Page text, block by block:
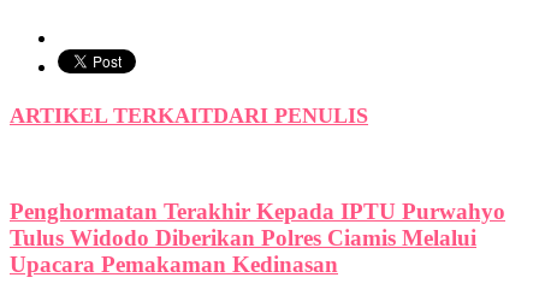
ARTIKEL TERKAITDARI PENULIS
Penghormatan Terakhir Kepada IPTU Purwahyo
Tulus Widodo Diberikan Polres Ciamis Melalui
Upacara Pemakaman Kedinasan